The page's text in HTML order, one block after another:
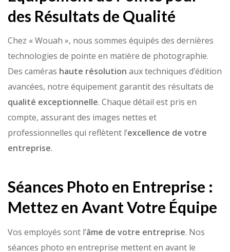
des Résultats de Qualité
Chez « Wouah », nous sommes équipés des dernières
technologies de pointe en matière de photographie.
Des caméras haute résolution aux techniques d’édition
avancées, notre équipement garantit des résultats de
qualité exceptionnelle. Chaque détail est pris en
compte, assurant des images nettes et
professionnelles qui reflètent l’excellence de votre
entreprise.
Séances Photo en Entreprise :
Mettez en Avant Votre Équipe
Vos employés sont l’âme de votre entreprise. Nos
séances photo en entreprise mettent en avant le